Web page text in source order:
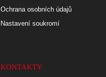
Ochrana osobních údajů
Nastavení soukromí
KONTAKTY